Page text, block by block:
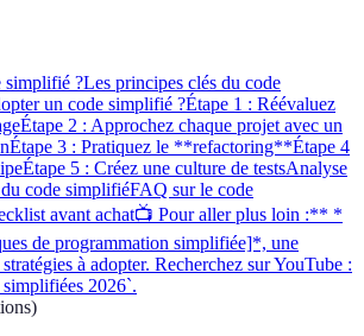
simplifié ?Les principes clés du code
un code simplifié ?Étape 1 : Réévaluez
Étape 2 : Approchez chaque projet avec un
Étape 3 : Pratiquez le **refactoring**Étape 4
Étape 5 : Créez une culture de testsAnalyse
code simplifiéFAQ sur le code
avant achat📺 Pour aller plus loin :** *
de programmation simplifiée]*, une
à adopter. Recherchez sur YouTube :
simplifiées 2026`.
)